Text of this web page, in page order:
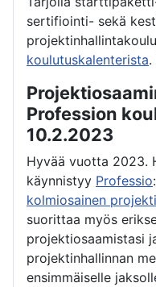
sertifiointi- sekä
koulutuskalenterista.
Profession
10.2.2023
Hyvää vuotta 2023.
käynnistyy Professio
kolmiosainen
suorittaa myös
projektiosaamistasi
projektinhallinnan
ensimmäiselle